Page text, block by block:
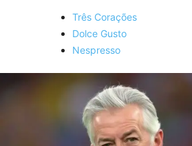
Três Corações
Dolce Gusto
Nespresso